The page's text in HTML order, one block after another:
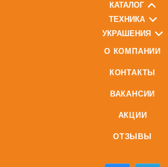
КАТАЛОГ
ТЕХНИКА
УКРАШЕНИЯ
О КОМПАНИИ
КОНТАКТЫ
ВАКАНСИИ
АКЦИИ
ОТЗЫВЫ